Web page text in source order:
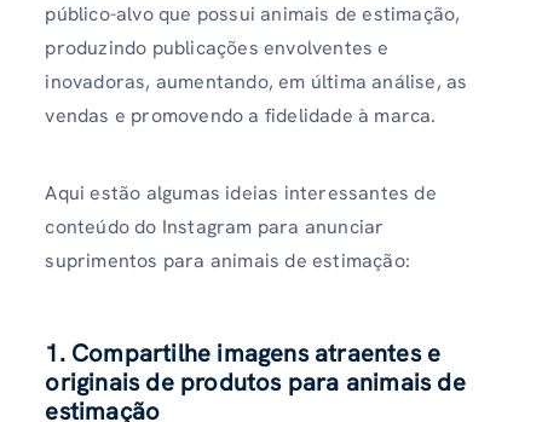
público-alvo que possui animais de estimação,
produzindo publicações envolventes e
inovadoras, aumentando, em última análise, as
vendas e promovendo a fidelidade à marca.
Aqui estão algumas ideias interessantes de
conteúdo do Instagram para anunciar
suprimentos para animais de estimação:
1. Compartilhe imagens atraentes e
originais de produtos para animais de
estimação